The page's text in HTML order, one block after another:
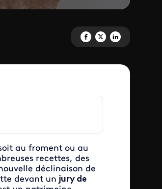
Partagez 'Le meilleur de la
Partagez 'Le meilleur de
Partagez 'Le
au froment ou au
recettes, des
déclinaison de
devant un jury de